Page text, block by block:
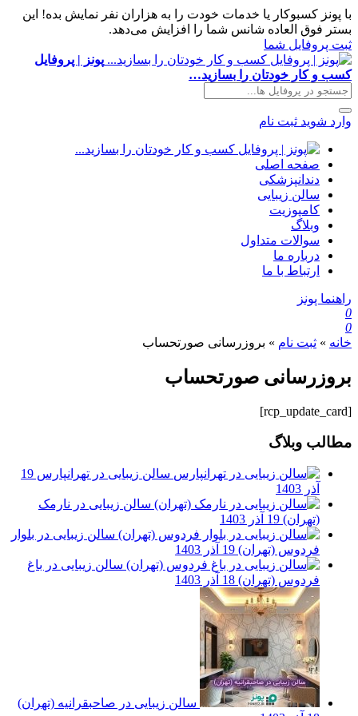
با پونز کسبوکار یا خدمات خودت را به هزاران نفر نمایش بده! این
بستر فوق العاده شانس شما را افزایش می‌دهد.
ثبت پروفایل شما
پونز | پروفایل
کسب و کار خودتان را بسازید…
وارد شوید ثبت نام
صفحه اصلی
دندانپزشکی
سالن زیبایی
کامپوزیت
وبلاگ
سوالات متداول
درباره ما
ارتباط با ما
راهنما پونز
0
0
خانه » ثبت نام » بروزرسانی صورتحساب
بروزرسانی صورتحساب
[rcp_update_card]
مطالب وبلاگ
سالن زیبایی در تهرانپارس 19
آذر 1403
سالن زیبایی در نارمک
(تهران) 19 آذر 1403
سالن زیبایی در بلوار
فردوس (تهران) 19 آذر 1403
سالن زیبایی در باغ
فردوس (تهران) 18 آذر 1403
سالن زیبایی در صاحبقرانیه (تهران)